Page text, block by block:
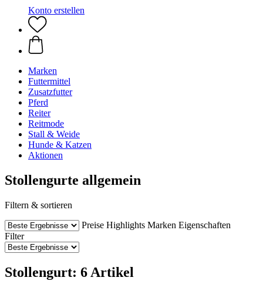
Konto erstellen
Marken
Futtermittel
Zusatzfutter
Pferd
Reiter
Reitmode
Stall & Weide
Hunde & Katzen
Aktionen
Stollengurte allgemein
Filtern & sortieren
Preise Highlights Marken Eigenschaften
Filter
Stollengurt: 6 Artikel